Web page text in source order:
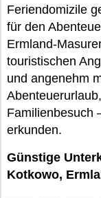
Feriendomizile
für den
Ermland-
touristischen
und angenehm
Familienbesuch
erkunden.
Günstige
Kotkowo,